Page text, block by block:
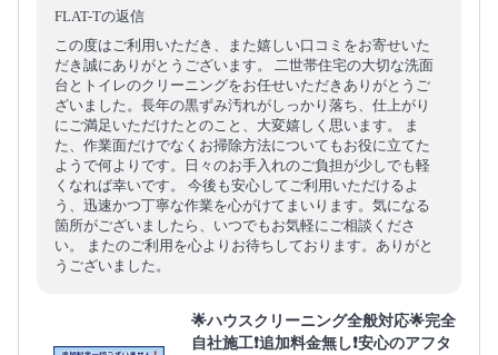
FLAT-Tの返信
この度はご利用いただき、また嬉しい口コミをお寄せいた
だき誠にありがとうございます。 二世帯住宅の大切な洗面
台とトイレのクリーニングをお任せいただきありがとうご
ざいました。長年の黒ずみ汚れがしっかり落ち、仕上がり
にご満足いただけたとのこと、大変嬉しく思います。 ま
た、作業面だけでなくお掃除方法についてもお役に立てた
ようで何よりです。日々のお手入れのご負担が少しでも軽
くなれば幸いです。 今後も安心してご利用いただけるよ
う、迅速かつ丁寧な作業を心がけてまいります。気になる
箇所がございましたら、いつでもお気軽にご相談くださ
い。 またのご利用を心よりお待ちしております。ありがと
うございました。
🌟ハウスクリーニング全般対応🌟完全
自社施工❗️追加料金無し❗️安心のアフタ